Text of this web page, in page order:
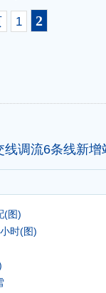
1 2
调流6条线新增
(图)
时(图)